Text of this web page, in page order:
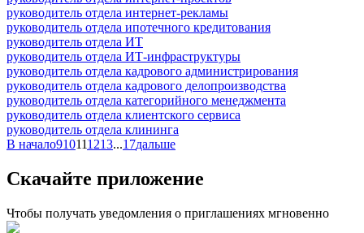
руководитель отдела интернет-рекламы
руководитель отдела ипотечного кредитования
руководитель отдела ИТ
руководитель отдела ИТ-инфраструктуры
руководитель отдела кадрового администрирования
руководитель отдела кадрового делопроизводства
руководитель отдела категорийного менеджмента
руководитель отдела клиентского сервиса
руководитель отдела клининга
В начало910111213...17дальше
Скачайте приложение
Чтобы получать уведомления о приглашениях мгновенно